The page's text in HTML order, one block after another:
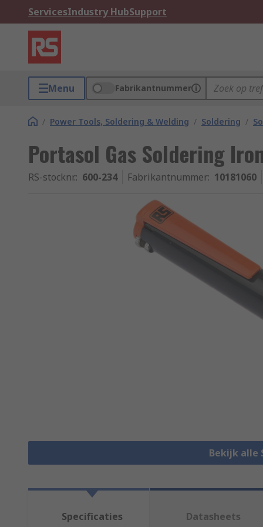
ServicesIndustry HubSupport
Menu Fabrikantnummer
/ Power Tools, Soldering & Welding / Soldering /
Portasol Gas Soldering
RS-stocknr.: 600-234 Fabrikantnummer: 10181060
Bekijk alle
Specificaties Datasheets